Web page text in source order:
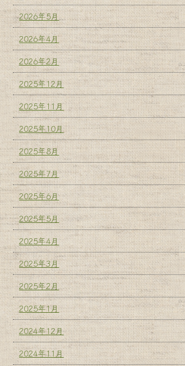
2026年5月
2026年4月
2026年2月
2025年12月
2025年11月
2025年10月
2025年8月
2025年7月
2025年6月
2025年5月
2025年4月
2025年3月
2025年2月
2025年1月
2024年12月
2024年11月